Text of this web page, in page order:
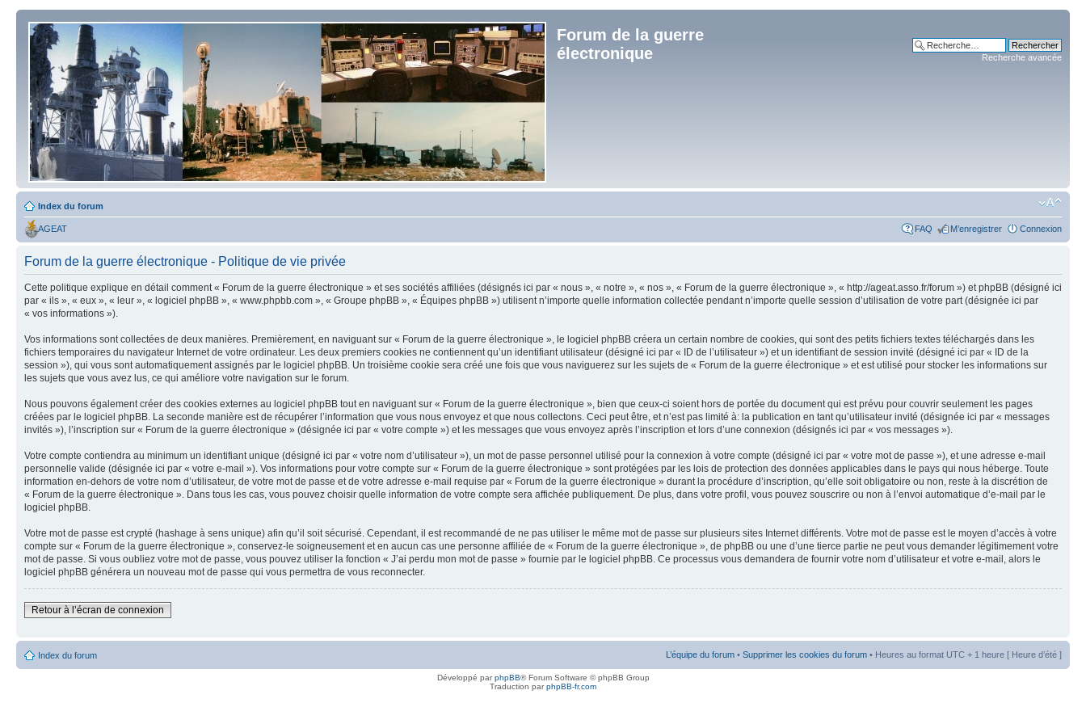
Forum de la guerre
électronique
Recherche avancée
Index du forum
AGEAT FAQ M’enregistrer Connexion
Forum de la guerre électronique - Politique de vie privée
Cette politique explique en détail comment « Forum de la guerre électronique » et ses sociétés affiliées (désignés ici par « nous », « notre », « nos », « Forum de la guerre électronique », « http://ageat.asso.fr/forum ») et phpBB (désigné ici
par « ils », « eux », « leur », « logiciel phpBB », « www.phpbb.com », « Groupe phpBB », « Équipes phpBB ») utilisent n’importe quelle information collectée pendant n’importe quelle session d’utilisation de votre part (désignée ici par
« vos informations »).
Vos informations sont collectées de deux manières. Premièrement, en naviguant sur « Forum de la guerre électronique », le logiciel phpBB créera un certain nombre de cookies, qui sont des petits fichiers textes téléchargés dans les
fichiers temporaires du navigateur Internet de votre ordinateur. Les deux premiers cookies ne contiennent qu’un identifiant utilisateur (désigné ici par « ID de l’utilisateur ») et un identifiant de session invité (désigné ici par « ID de la
session »), qui vous sont automatiquement assignés par le logiciel phpBB. Un troisième cookie sera créé une fois que vous naviguerez sur les sujets de « Forum de la guerre électronique » et est utilisé pour stocker les informations sur
les sujets que vous avez lus, ce qui améliore votre navigation sur le forum.
Nous pouvons également créer des cookies externes au logiciel phpBB tout en naviguant sur « Forum de la guerre électronique », bien que ceux-ci soient hors de portée du document qui est prévu pour couvrir seulement les pages
créées par le logiciel phpBB. La seconde manière est de récupérer l’information que vous nous envoyez et que nous collectons. Ceci peut être, et n’est pas limité à: la publication en tant qu’utilisateur invité (désignée ici par « messages
invités »), l’inscription sur « Forum de la guerre électronique » (désignée ici par « votre compte ») et les messages que vous envoyez après l’inscription et lors d’une connexion (désignés ici par « vos messages »).
Votre compte contiendra au minimum un identifiant unique (désigné ici par « votre nom d’utilisateur »), un mot de passe personnel utilisé pour la connexion à votre compte (désigné ici par « votre mot de passe »), et une adresse e-mail
personnelle valide (désignée ici par « votre e-mail »). Vos informations pour votre compte sur « Forum de la guerre électronique » sont protégées par les lois de protection des données applicables dans le pays qui nous héberge. Toute
information en-dehors de votre nom d’utilisateur, de votre mot de passe et de votre adresse e-mail requise par « Forum de la guerre électronique » durant la procédure d’inscription, qu’elle soit obligatoire ou non, reste à la discrétion de
« Forum de la guerre électronique ». Dans tous les cas, vous pouvez choisir quelle information de votre compte sera affichée publiquement. De plus, dans votre profil, vous pouvez souscrire ou non à l’envoi automatique d’e-mail par le
logiciel phpBB.
Votre mot de passe est crypté (hashage à sens unique) afin qu’il soit sécurisé. Cependant, il est recommandé de ne pas utiliser le même mot de passe sur plusieurs sites Internet différents. Votre mot de passe est le moyen d’accès à votre
compte sur « Forum de la guerre électronique », conservez-le soigneusement et en aucun cas une personne affiliée de « Forum de la guerre électronique », de phpBB ou une d’une tierce partie ne peut vous demander légitimement votre
mot de passe. Si vous oubliez votre mot de passe, vous pouvez utiliser la fonction « J’ai perdu mon mot de passe » fournie par le logiciel phpBB. Ce processus vous demandera de fournir votre nom d’utilisateur et votre e-mail, alors le
logiciel phpBB générera un nouveau mot de passe qui vous permettra de vous reconnecter.
Retour à l’écran de connexion
Index du forum L’équipe du forum • Supprimer les cookies du forum • Heures au format UTC + 1 heure [ Heure d’été ]
Développé parphpBB® Forum Software © phpBB Group
Traduction parphpBB-fr.com